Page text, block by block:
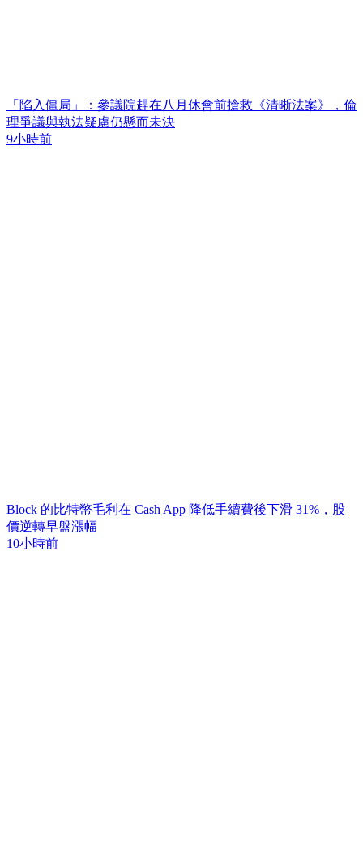
「陷入僵局」：參議院趕在八月休會前搶救《清晰法案》，倫
理爭議與執法疑慮仍懸而未決
9小時前
Block 的比特幣毛利在 Cash App 降低手續費後下滑 31%，股
價逆轉早盤漲幅
10小時前